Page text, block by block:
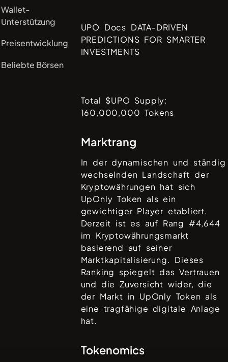
Wallet-
Unterstützung
Preisentwicklung
Beliebte Börsen
UPO Docs DATA-DRIVEN
PREDICTIONS FOR SMARTER
INVESTMENTS
Total $UPO Supply:
160,000,000 Tokens
Marktrang
In der dynamischen und ständig
wechselnden Landschaft der
Kryptowährungen hat sich
UpOnly Token als ein
gewichtiger Player etabliert.
Derzeit ist es auf Rang #4,644
im Kryptowährungsmarkt
basierend auf seiner
Marktkapitalisierung. Dieses
Ranking spiegelt das Vertrauen
und die Zuversicht wider, die
der Markt in UpOnly Token als
eine tragfähige digitale Anlage
hat.
Tokenomics